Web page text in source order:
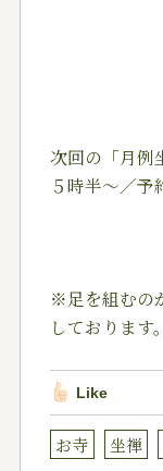
次回の「月例
５時半～／予
※足を組むの
しております。
Like
お寺 坐禅